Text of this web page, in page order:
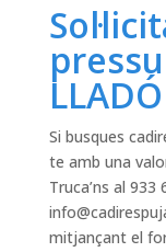
LLADÓ
Si busques
te amb una
Truca’ns al 933
mitjançant el